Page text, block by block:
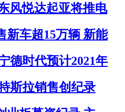
风悦达起亚将推电
新车超15万辆 新能
德时代预计2021年
斯拉销售创纪录